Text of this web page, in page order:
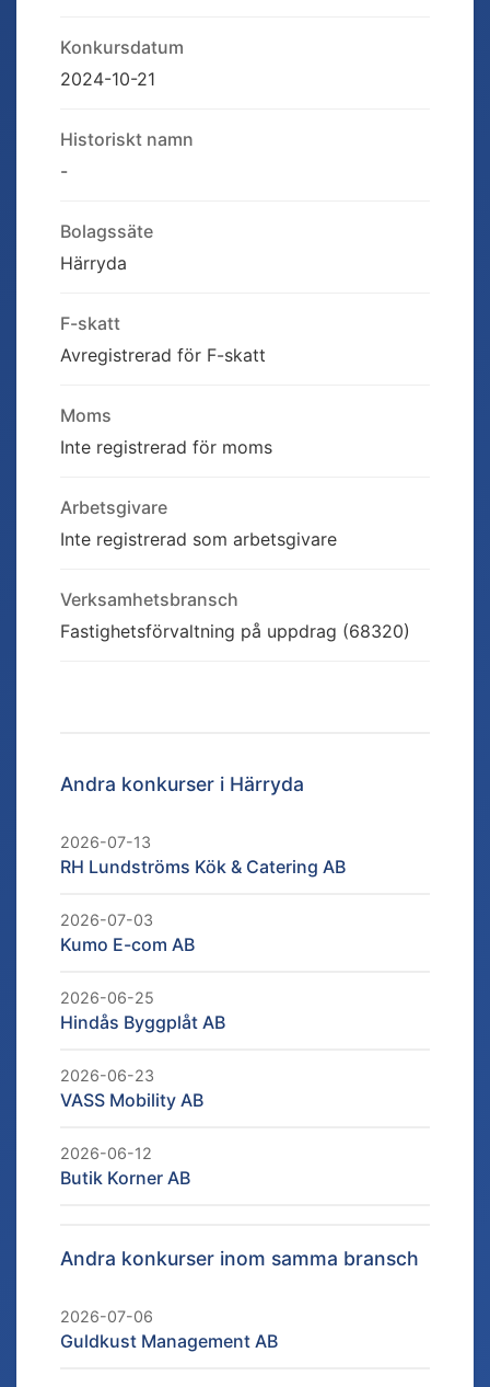
Konkursdatum
2024-10-21
Historiskt namn
-
Bolagssäte
Härryda
F-skatt
Avregistrerad för F-skatt
Moms
Inte registrerad för moms
Arbetsgivare
Inte registrerad som arbetsgivare
Verksamhetsbransch
Fastighetsförvaltning på uppdrag (68320)
Andra konkurser i Härryda
2026-07-13
RH Lundströms Kök & Catering AB
2026-07-03
Kumo E-com AB
2026-06-25
Hindås Byggplåt AB
2026-06-23
VASS Mobility AB
2026-06-12
Butik Korner AB
Andra konkurser inom samma bransch
2026-07-06
Guldkust Management AB